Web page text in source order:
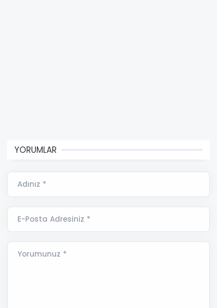
YORUMLAR
Adınız *
E-Posta Adresiniz *
Yorumunuz *